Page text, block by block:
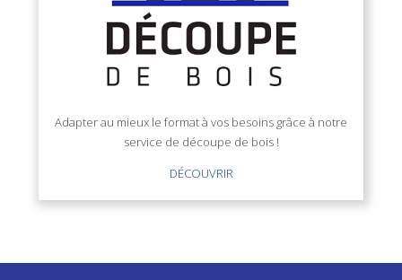
Adapter au mieux le format à vos besoins grâce à notre
service de découpe de bois !
DÉCOUVRIR